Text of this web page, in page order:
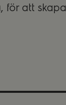
för att